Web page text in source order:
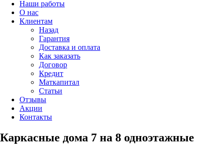
Наши работы
О нас
Клиентам
Назад
Гарантия
Доставка и оплата
Как заказать
Договор
Кредит
Маткапитал
Статьи
Отзывы
Акции
Контакты
Каркасные дома 7 на 8 одноэтажные